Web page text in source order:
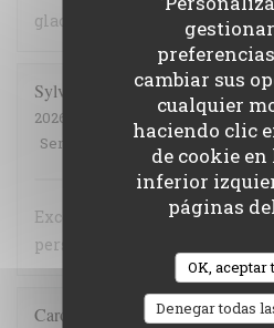
cambiar sus
cualquier
haciendo clic
de cookie
inferior
páginas
OK, aceptar
Denegar todas
glace au thym une très belle
Sylvie
2026-07-29
- 12:00 - Invitados 2
Servicio
Ambiente:5 /5
Excellent déjeuner, tout est
personnel discret et agréable.
Carole